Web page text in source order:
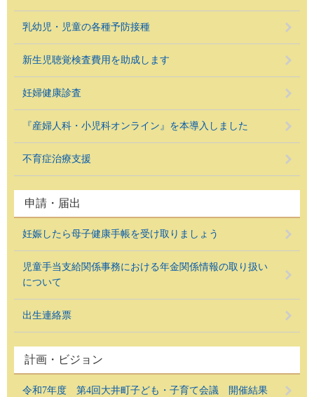
乳幼児・児童の各種予防接種
新生児聴覚検査費用を助成します
妊婦健康診査
『産婦人科・小児科オンライン』を本導入しました
不育症治療支援
申請・届出
妊娠したら母子健康手帳を受け取りましょう
児童手当支給関係事務における年金関係情報の取り扱い
について
出生連絡票
計画・ビジョン
令和7年度 第4回大井町子ども・子育て会議 開催結果